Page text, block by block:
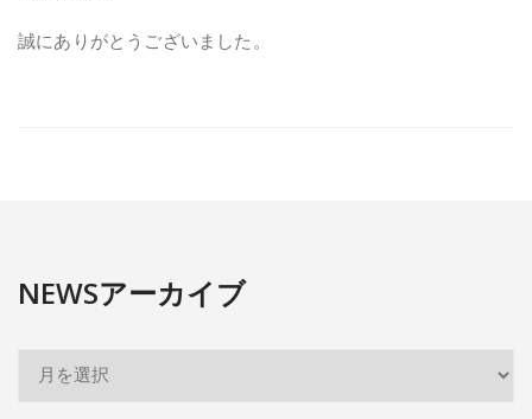
誠にありがとうございました。
NEWSアーカイブ